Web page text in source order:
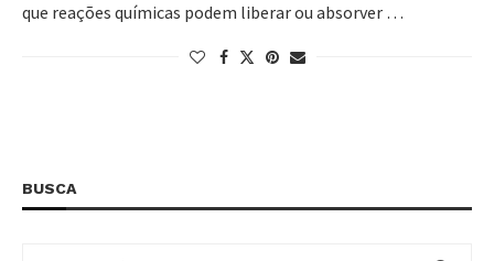
que reações químicas podem liberar ou absorver …
BUSCA